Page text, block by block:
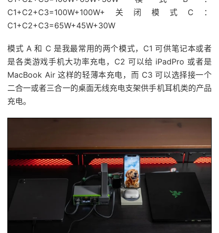
C1+C2+C3=100W+100W+关闭模式C：
C1+C2+C3=65W+45W+30W
模式 A 和 C 是我最常用的两个模式，C1 可供笔记本或者
是各类游戏手机大功率充电，C2 可以给 iPadPro 或者是
MacBook Air 这样的轻薄本充电，而 C3 可以选择接一个
二合一或者三合一的桌面无线充电支架供手机耳机类的产品
充电。